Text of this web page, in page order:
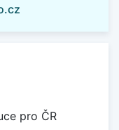
pro ČR